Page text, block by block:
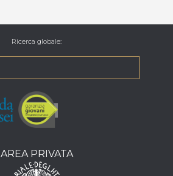
Ricerca globale:
AREA PRIVATA